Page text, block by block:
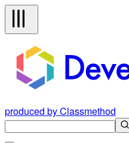
produced by Classmethod